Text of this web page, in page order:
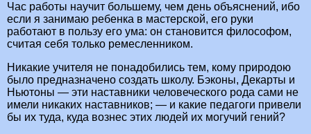
Час работы научит большему, чем день объяснений, ибо
если я занимаю ребенка в мастерской, его руки
работают в пользу его ума: он становится философом,
считая себя только ремесленником.
Никакие учителя не понадобились тем, кому природою
было предназначено создать школу. Бэконы, Декарты и
Ньютоны — эти наставники человеческого рода сами не
имели никаких наставников; — и какие педагоги привели
бы их туда, куда вознес этих людей их могучий гений?